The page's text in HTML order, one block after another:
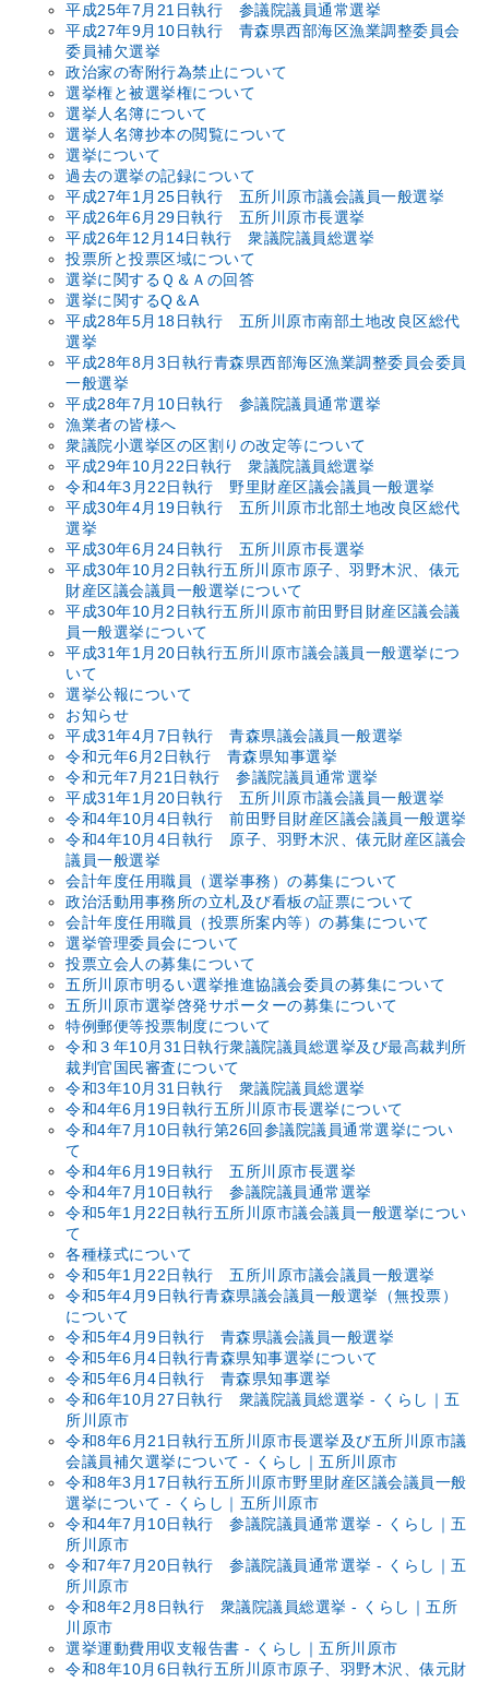
平成25年7月21日執行 参議院議員通常選挙
平成27年9月10日執行 青森県西部海区漁業調整委員会
委員補欠選挙
政治家の寄附行為禁止について
選挙権と被選挙権について
選挙人名簿について
選挙人名簿抄本の閲覧について
選挙について
過去の選挙の記録について
平成27年1月25日執行 五所川原市議会議員一般選挙
平成26年6月29日執行 五所川原市長選挙
平成26年12月14日執行 衆議院議員総選挙
投票所と投票区域について
選挙に関するＱ＆Ａの回答
選挙に関するQ＆A
平成28年5月18日執行 五所川原市南部土地改良区総代
選挙
平成28年8月3日執行青森県西部海区漁業調整委員会委員
一般選挙
平成28年7月10日執行 参議院議員通常選挙
漁業者の皆様へ
衆議院小選挙区の区割りの改定等について
平成29年10月22日執行 衆議院議員総選挙
令和4年3月22日執行 野里財産区議会議員一般選挙
平成30年4月19日執行 五所川原市北部土地改良区総代
選挙
平成30年6月24日執行 五所川原市長選挙
平成30年10月2日執行五所川原市原子、羽野木沢、俵元
財産区議会議員一般選挙について
平成30年10月2日執行五所川原市前田野目財産区議会議
員一般選挙について
平成31年1月20日執行五所川原市議会議員一般選挙につ
いて
選挙公報について
お知らせ
平成31年4月7日執行 青森県議会議員一般選挙
令和元年6月2日執行 青森県知事選挙
令和元年7月21日執行 参議院議員通常選挙
平成31年1月20日執行 五所川原市議会議員一般選挙
令和4年10月4日執行 前田野目財産区議会議員一般選挙
令和4年10月4日執行 原子、羽野木沢、俵元財産区議会
議員一般選挙
会計年度任用職員（選挙事務）の募集について
政治活動用事務所の立札及び看板の証票について
会計年度任用職員（投票所案内等）の募集について
選挙管理委員会について
投票立会人の募集について
五所川原市明るい選挙推進協議会委員の募集について
五所川原市選挙啓発サポーターの募集について
特例郵便等投票制度について
令和３年10月31日執行衆議院議員総選挙及び最高裁判所
裁判官国民審査について
令和3年10月31日執行 衆議院議員総選挙
令和4年6月19日執行五所川原市長選挙について
令和4年7月10日執行第26回参議院議員通常選挙につい
て
令和4年6月19日執行 五所川原市長選挙
令和4年7月10日執行 参議院議員通常選挙
令和5年1月22日執行五所川原市議会議員一般選挙につい
て
各種様式について
令和5年1月22日執行 五所川原市議会議員一般選挙
令和5年4月9日執行青森県議会議員一般選挙（無投票）
について
令和5年4月9日執行 青森県議会議員一般選挙
令和5年6月4日執行青森県知事選挙について
令和5年6月4日執行 青森県知事選挙
令和6年10月27日執行 衆議院議員総選挙 - くらし｜五
所川原市
令和8年6月21日執行五所川原市長選挙及び五所川原市議
会議員補欠選挙について - くらし｜五所川原市
令和8年3月17日執行五所川原市野里財産区議会議員一般
選挙について - くらし｜五所川原市
令和4年7月10日執行 参議院議員通常選挙 - くらし｜五
所川原市
令和7年7月20日執行 参議院議員通常選挙 - くらし｜五
所川原市
令和8年2月8日執行 衆議院議員総選挙 - くらし｜五所
川原市
選挙運動費用収支報告書 - くらし｜五所川原市
令和8年10月6日執行五所川原市原子、羽野木沢、俵元財